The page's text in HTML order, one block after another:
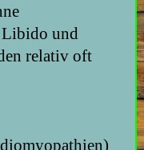
und
relativ oft